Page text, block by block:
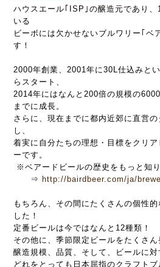
ハウスエール｢ISP｣の醸造元であり、
いる
ビーボには欠かせないブルワリー｢ベ
す！
2000年創業、2001年に30L仕込みと
らスタート、
2014年にはなんと200倍の規模の
までに成長。
さらに、現在までに都内近郊に直営
し、
着実に自分たちの理想・目標をクリ
ーです。
※ベアードビールの歴史をもっと知
⇒ http://bairdbeer.com/ja/
もちろん、その間にたくさんの個性
した！
定番ビールは今ではなんと12種類！
その他に、季節限定ビールをたくさん
醸造規模、品質、 そして、ビールに対
どれをとっても日本屈指のクラフト